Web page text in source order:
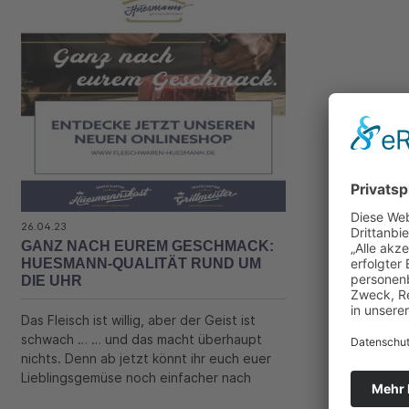
26.04.23
GANZ NACH EUREM GESCHMACK:
HUESMANN-QUALITÄT RUND UM
DIE UHR
Das Fleisch ist willig, aber der Geist ist
schwach … … und das macht überhaupt
nichts. Denn ab jetzt könnt ihr euch euer
Lieblingsgemüse noch einfacher nach